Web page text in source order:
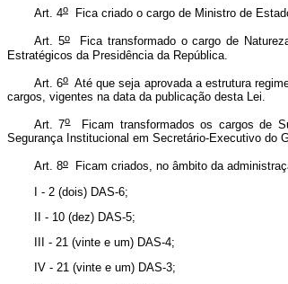
Art. 4o Fica criado o cargo de Ministro de
Art. 5oFica transformado o cargo de
Estratégicos da Presidência da República.
Art. 6o Até que seja aprovada a estrutura
cargos, vigentes na data da publicação desta Lei.
Art. 7oFicam transformados os cargos de
Segurança Institucional em Secretário-Executivo do
Art. 8o
Ficam criados, no âmbito da
I - 2 (dois) DAS-6;
II - 10 (dez) DAS-5;
III - 21 (vinte e um) DAS-4;
IV - 21 (vinte e um) DAS-3;